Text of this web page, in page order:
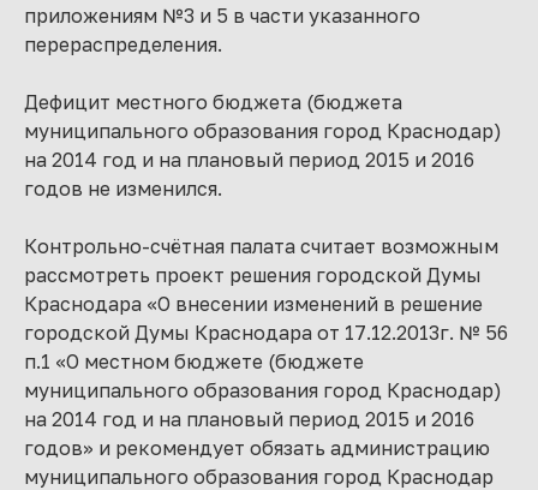
приложениям №3 и 5 в части указанного
перераспределения.
Дефицит местного бюджета (бюджета
муниципального образования город Краснодар)
на 2014 год и на плановый период 2015 и 2016
годов не изменился.
Контрольно-счётная палата считает возможным
рассмотреть проект решения городской Думы
Краснодара «О внесении изменений в решение
городской Думы Краснодара от 17.12.2013г. № 56
п.1 «О местном бюджете (бюджете
муниципального образования город Краснодар)
на 2014 год и на плановый период 2015 и 2016
годов» и рекомендует обязать администрацию
муниципального образования город Краснодар